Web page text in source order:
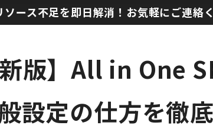
ース不足を即日解消！ お気軽にご連絡
版】All in One
設定の仕方を徹